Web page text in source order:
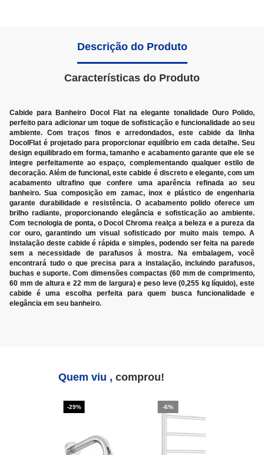
Descrição do Produto
Características do Produto
Cabide para Banheiro Docol Flat na elegante tonalidade Ouro Polido,
perfeito para adicionar um toque de sofisticação e funcionalidade ao seu
ambiente. Com traços finos e arredondados, este cabide da linha
DocolFlat é projetado para proporcionar equilíbrio em cada detalhe. Seu
design equilibrado em forma, tamanho e acabamento garante que ele se
integre perfeitamente ao espaço, complementando qualquer estilo de
decoração. Além de funcional, este cabide é discreto e elegante, com um
acabamento ultrafino que confere uma aparência refinada ao seu
banheiro. Sua composição em zamac, inox e plástico de engenharia
garante durabilidade e resistência. O acabamento polido oferece um
brilho radiante, proporcionando elegância e sofisticação ao ambiente.
Com tecnologia de ponta, o Docol Chroma realça a beleza e a pureza da
cor ouro, garantindo um visual sofisticado por muito mais tempo. A
instalação deste cabide é rápida e simples, podendo ser feita na parede
sem a necessidade de parafusos à mostra. Na embalagem, você
encontrará tudo o que precisa para a instalação, incluindo parafusos,
buchas e suporte. Com dimensões compactas (60 mm de comprimento,
60 mm de altura e 22 mm de largura) e peso leve (0,255 kg líquido), este
cabide é uma escolha perfeita para quem busca funcionalidade e
elegância em seu banheiro.
Quem viu , comprou!
-29% -6%